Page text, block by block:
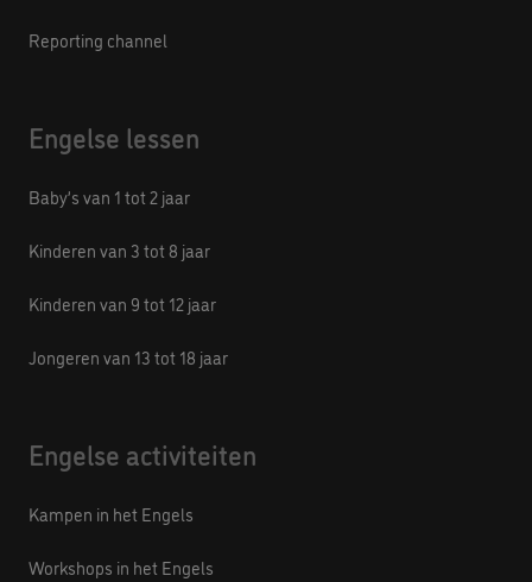
Reporting channel
Engelse lessen
Baby’s van 1 tot 2 jaar
Kinderen van 3 tot 8 jaar
Kinderen van 9 tot 12 jaar
Jongeren van 13 tot 18 jaar
Engelse activiteiten
Kampen in het Engels
Workshops in het Engels